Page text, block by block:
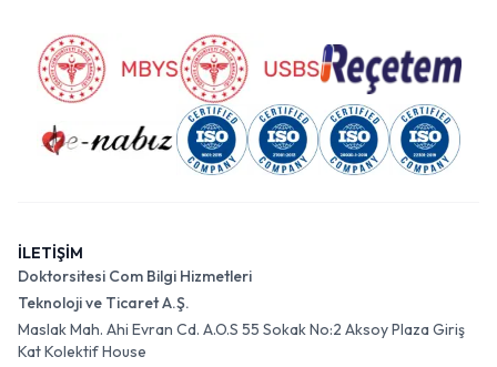
İLETİŞİM
Doktorsitesi Com Bilgi Hizmetleri
Teknoloji ve Ticaret A.Ş.
Maslak Mah. Ahi Evran Cd. A.O.S 55 Sokak No:2 Aksoy Plaza Giriş
Kat Kolektif House